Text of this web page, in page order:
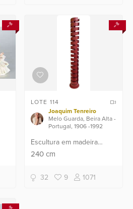
LOTE 114
Joaquim Tenreiro
Melo Guarda, Beira Alta -
Portugal, 1906 -1992
Escultura em madeira
patinada na cor vermelha.
240 cm
32 9 1071